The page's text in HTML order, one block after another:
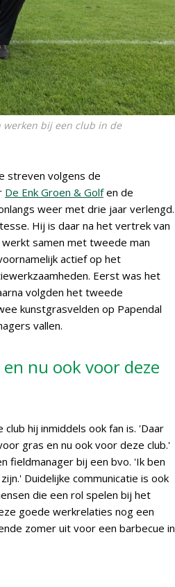
werken bij een club in de
streven volgens de
De Enk Groen & Golfen de
weer met drie jaar verlengd.
Hij is daar na het vertrek van
werkt samen met tweede man
actief op het
Eerst was het
volgden het tweede
kunstgrasvelden op Papendal
vallen.
nu ook voor deze
hij inmiddels ook fan is. 'Daar
gras en nu ook voor deze club.'
fieldmanager bij een bvo. 'Ik ben
Duidelijke communicatie is ook
die een rol spelen bij het
goede werkrelaties nog een
zomer uit voor een barbecue in